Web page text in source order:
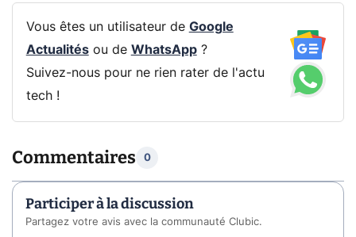
Vous êtes un utilisateur de Google
Actualitésou de WhatsApp?
Suivez-nous pour ne rien rater de l'actu
tech !
Commentaires 0
Participer à la discussion
Partagez votre avis avec la communauté Clubic.